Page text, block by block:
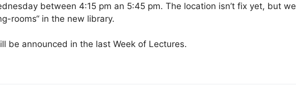
between 4:15 pm an 5:45 pm. The location isn’t fix yet, but we
rooms“ in the new library.
be announced in the last Week of Lectures.